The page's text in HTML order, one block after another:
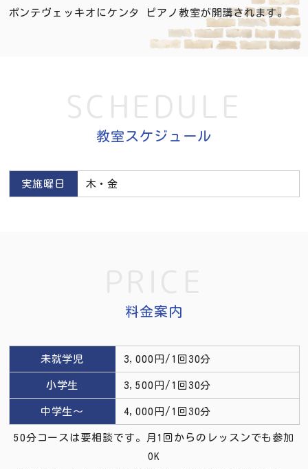
ポンテヴェッキオにケンタ ピアノ教室が開講されます。
SCHEDULE
教室スケジュール
実施曜日 木・金
料金案内
未就学児 3,000円/1回30分
小学生 3,500円/1回30分
中学生～ 4,000円/1回30分
50分コースは要相談です。月1回からのレッスンでも参加
OK